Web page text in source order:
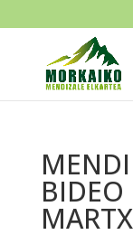
BIDEO